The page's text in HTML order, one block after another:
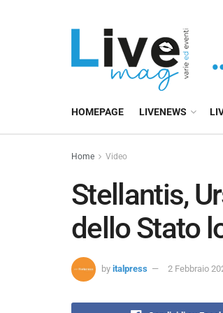
HOMEPAGE LIVENEWS
Home Video
Stellantis,
dello Stato
by italpress 2 Febbraio